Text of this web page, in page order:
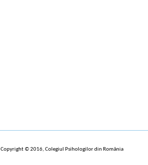
Copyright © 2016, Colegiul Psihologilor din România